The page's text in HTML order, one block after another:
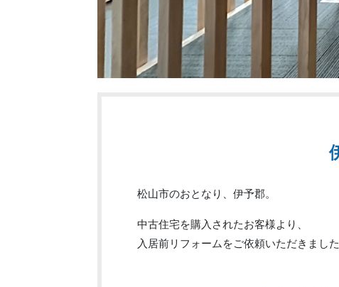
松山市のおとなり、伊予郡。
中古住宅を購入されたお客様より、
入居前リフォームをご依頼いただきました